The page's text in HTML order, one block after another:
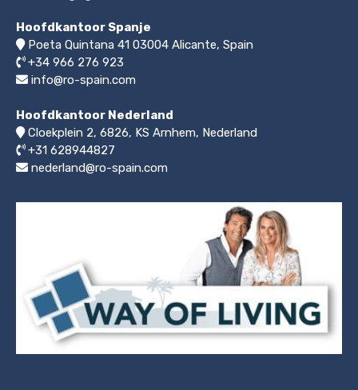
Hoofdkantoor Spanje
Poeta Quintana 41 03004 Alicante, Spain
+34 966 276 923
info@ro-spain.com
Hoofdkantoor Nederland
Cloekplein 2, 6826, KS Arnhem, Nederland
+31 628944827
nederland@ro-spain.com